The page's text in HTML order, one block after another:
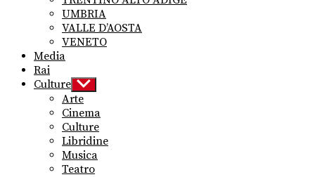
UMBRIA
VALLE D’AOSTA
VENETO
Media
Rai
Culture Show
sub
menu
Arte
Cinema
Culture
Libridine
Musica
Teatro